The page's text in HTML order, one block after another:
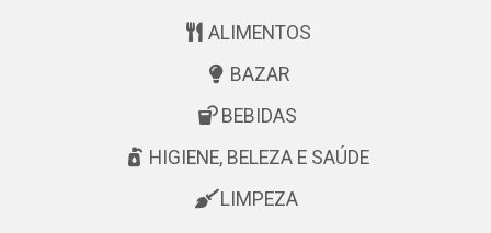
ALIMENTOS
BAZAR
BEBIDAS
HIGIENE, BELEZA E SAÚDE
LIMPEZA